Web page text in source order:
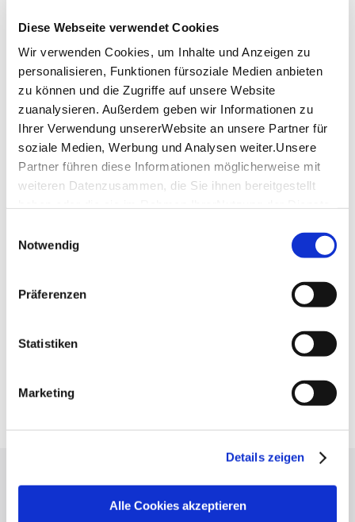
Diese Webseite verwendet Cookies
Wir verwenden Cookies, um Inhalte und Anzeigen zu
personalisieren, Funktionen fürsoziale Medien anbieten
zu können und die Zugriffe auf unsere Website
zuanalysieren. Außerdem geben wir Informationen zu
Ihrer Verwendung unsererWebsite an unsere Partner für
soziale Medien, Werbung und Analysen weiter.Unsere
Partner führen diese Informationen möglicherweise mit
weiteren Datenzusammen, die Sie ihnen bereitgestellt
Impressum
Notwendig
Präferenzen
Statistiken
Marketing
Details zeigen
Alle Cookies akzeptieren
Press
Stuttgart Convention Bureau